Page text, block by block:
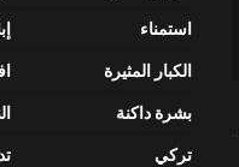
استمناء
الكبار المثيرة
بشرة داكنة
تركي